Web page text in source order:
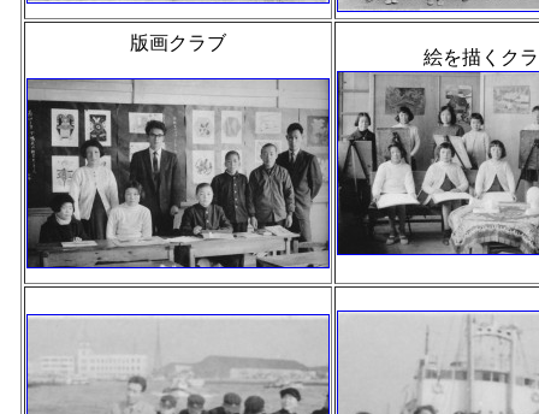
版画クラブ
絵を描くク